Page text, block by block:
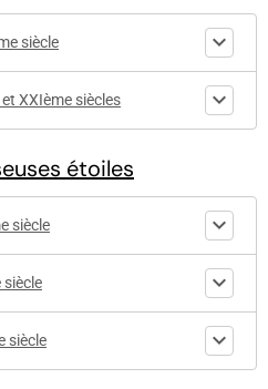
siècle
XXIème siècles
étoiles
siècle
siècle
siècle